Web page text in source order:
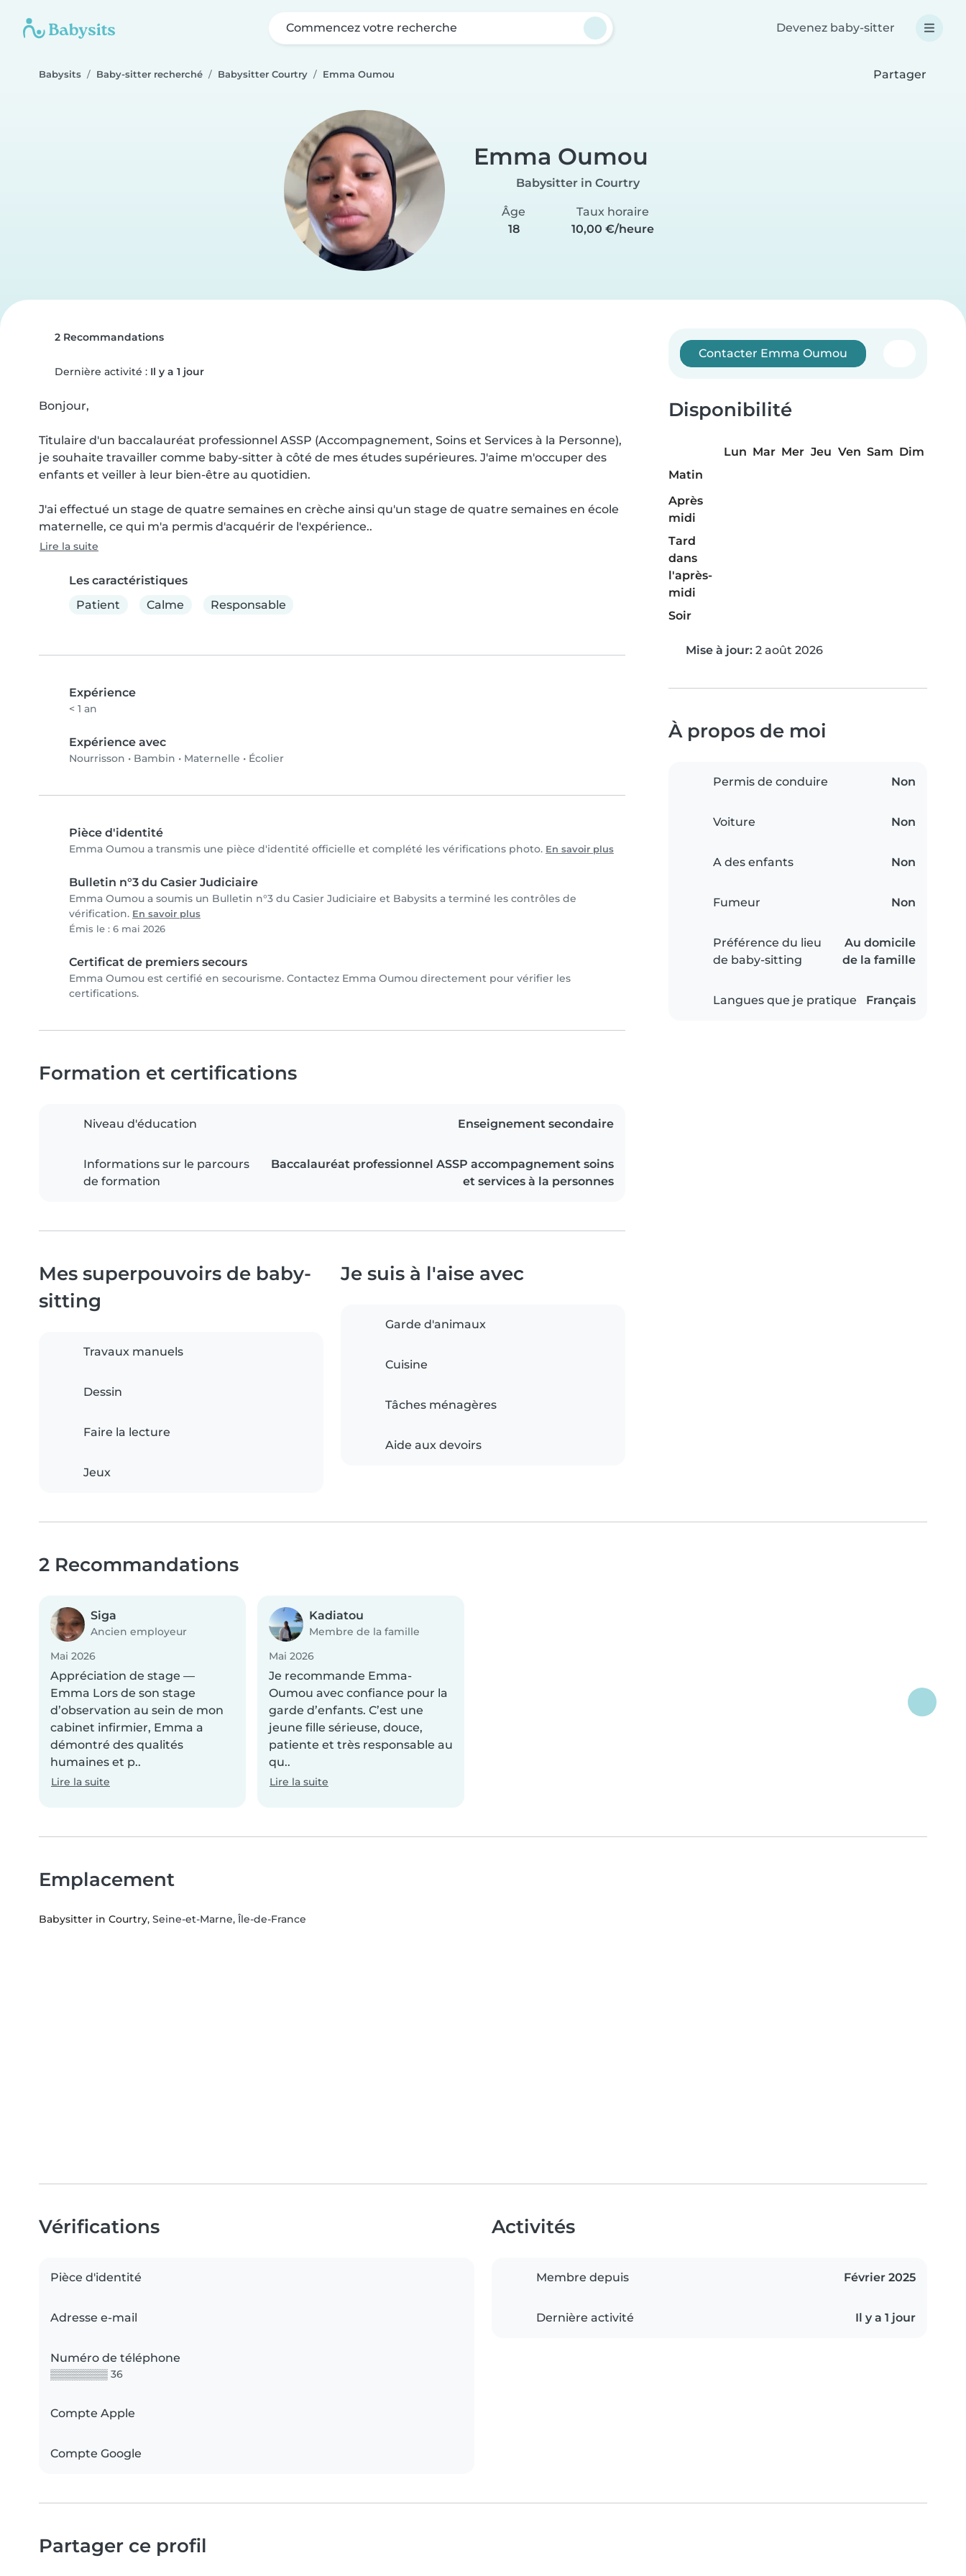
Commencez votre recherche Devenez baby-sitter
Babysits Baby-sitter recherché Babysitter Courtry Emma Oumou Partager
Emma Oumou
Babysitter in Courtry
Âge
18
Taux horaire
10,00 €/heure
2 Recommandations
Dernière activité : Il y a 1 jour
Bonjour,
Titulaire d'un baccalauréat professionnel ASSP (Accompagnement, Soins et Services à la Personne),
je souhaite travailler comme baby-sitter à côté de mes études supérieures. J'aime m'occuper des
enfants et veiller à leur bien-être au quotidien.
J'ai effectué un stage de quatre semaines en crèche ainsi qu'un stage de quatre semaines en école
maternelle, ce qui m'a permis d'acquérir de l'expérience..
Lire la suite
Les caractéristiques
Patient
Calme Responsable
Expérience
< 1 an
Expérience avec
Nourrisson • Bambin • Maternelle • Écolier
Pièce d'identité
Emma Oumou a transmis une pièce d'identité officielle et complété les vérifications photo. En savoir plus
Bulletin n°3 du Casier Judiciaire
Emma Oumou a soumis un Bulletin n°3 du Casier Judiciaire et Babysits a terminé les contrôles de
vérification. En savoir plus
Émis le : 6 mai 2026
Certificat de premiers secours
Emma Oumou est certifié en secourisme. Contactez Emma Oumou directement pour vérifier les
certifications.
Contacter Emma Oumou
Disponibilité
Lun Mar Mer Jeu Ven Sam Dim
Matin
Après
midi
Tard
dans
l'après-
midi
Soir
Mise à jour: 2 août 2026
À propos de moi
Permis de conduire Non
Voiture Non
A des enfants Non
Fumeur Non
Préférence du lieu
de baby-sitting
Au domicile
de la famille
Langues que je pratique Français
Formation et certifications
Niveau d'éducation Enseignement secondaire
Informations sur le parcours
de formation
Baccalauréat professionnel ASSP accompagnement soins
et services à la personnes
Mes superpouvoirs de baby-
sitting
Travaux manuels
Dessin
Faire la lecture
Jeux
Je suis à l'aise avec
Garde d'animaux
Cuisine
Tâches ménagères
Aide aux devoirs
2 Recommandations
Siga
Ancien employeur
Mai 2026
Appréciation de stage —
Emma Lors de son stage
d’observation au sein de mon
cabinet infirmier, Emma a
démontré des qualités
humaines et p..
Lire la suite
Kadiatou
Membre de la famille
Mai 2026
Je recommande Emma-
Oumou avec confiance pour la
garde d’enfants. C’est une
jeune fille sérieuse, douce,
patiente et très responsable au
qu..
Lire la suite
Emplacement
Babysitter in Courtry, Seine-et-Marne, Île-de-France
Vérifications
Pièce d'identité
Adresse e-mail
Numéro de téléphone
▒▒▒▒▒▒▒▒ 36
Compte Apple
Compte Google
Activités
Membre depuis Février 2025
Dernière activité Il y a 1 jour
Partager ce profil